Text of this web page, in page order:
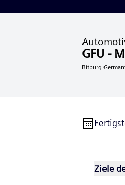
GFU -
Bitburg
Ziele